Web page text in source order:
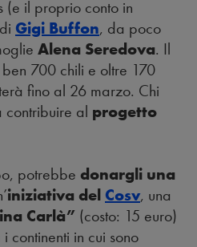
(e il proprio conto in
Gigi Buffon, da poco
Alena Seredova. Il
700 chili e oltre 170
fino al 26 marzo. Chi
contribuire al progetto
potrebbe donargli una
iniziativa del Cosv, una
Carlà” (costo: 15 euro)
i continenti in cui sono